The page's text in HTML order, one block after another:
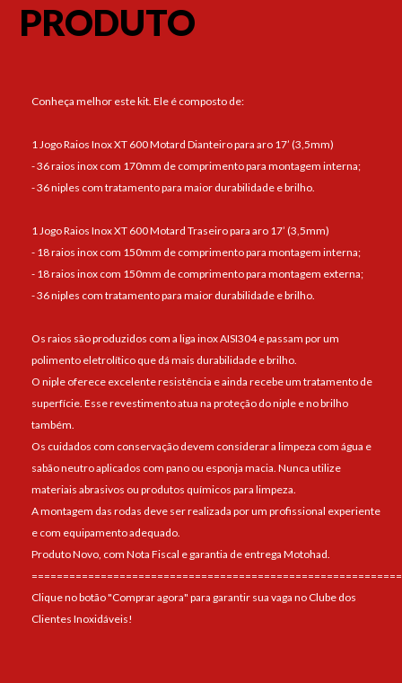
PRODUTO
Conheça melhor este kit. Ele é composto de:
1 Jogo Raios Inox XT 600 Motard Dianteiro para aro 17’ (3,5mm)
- 36 raios inox com 170mm de comprimento para montagem interna;
- 36 niples com tratamento para maior durabilidade e brilho.
1 Jogo Raios Inox XT 600 Motard Traseiro para aro 17’ (3,5mm)
- 18 raios inox com 150mm de comprimento para montagem interna;
- 18 raios inox com 150mm de comprimento para montagem externa;
- 36 niples com tratamento para maior durabilidade e brilho.
Os raios são produzidos com a liga inox AISI304 e passam por um
polimento eletrolítico que dá mais durabilidade e brilho.
O niple oferece excelente resistência e ainda recebe um tratamento de
superfície. Esse revestimento atua na proteção do niple e no brilho
também.
Os cuidados com conservação devem considerar a limpeza com água e
sabão neutro aplicados com pano ou esponja macia. Nunca utilize
materiais abrasivos ou produtos químicos para limpeza.
A montagem das rodas deve ser realizada por um profissional experiente
e com equipamento adequado.
Produto Novo, com Nota Fiscal e garantia de entrega Motohad.
Clique no botão "Comprar agora" para garantir sua vaga no Clube dos
Clientes Inoxidáveis!